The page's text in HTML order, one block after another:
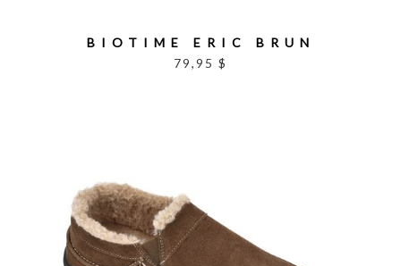
BIOTIME ERIC BRUN
79,95 $